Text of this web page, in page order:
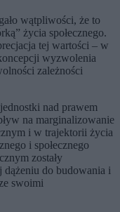
wątpliwości, że to
życia społecznego.
tej wartości – w
wyzwolenia
zależności
nad prawem
na marginalizowanie
i w trajektorii życia
i społecznego
zostały
dążeniu do budowania i
swoimi